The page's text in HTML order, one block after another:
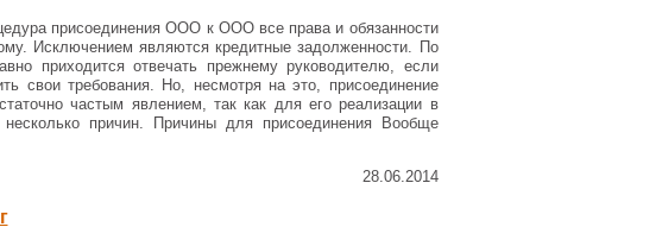
присоединения ООО к ООО все права и обязанности
Исключением являются кредитные задолженности. По
приходится отвечать прежнему руководителю, если
свои требования. Но, несмотря на это, присоединение
частым явлением, так как для его реализации в
несколько причин. Причины для присоединения Вообще
28.06.2014